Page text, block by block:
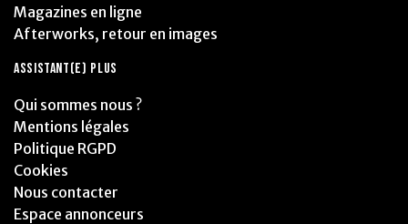
Magazines en ligne
Afterworks, retour en images
ASSISTANT(E) PLUS
Qui sommes nous ?
Mentions légales
Politique RGPD
Cookies
Nous contacter
Espace annonceurs